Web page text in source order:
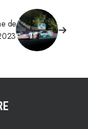
de